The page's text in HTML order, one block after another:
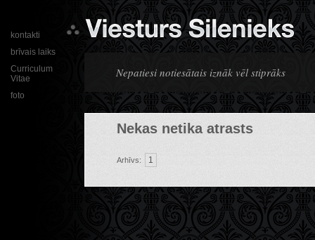
Nepatiesi notiesātais iznāk vēl stiprāks
kontakti
brīvais laiks
Curriculum
Vitae
foto
Nekas netika atrasts
Arhīvs: 1